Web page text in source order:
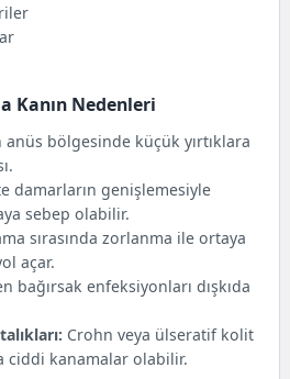
kan bebeğe zarar verir mi?
normal mi?
ayırt etmeliyim?
doktora ne zaman
Kanın Nedenleri
anüs bölgesinde küçük yırtıklara
damarların genişlemesiyle
sebep olabilir.
sırasında zorlanma ile ortaya
açar.
bağırsak enfeksiyonları dışkıda
Crohn veya ülseratif kolit
ciddi kanamalar olabilir.